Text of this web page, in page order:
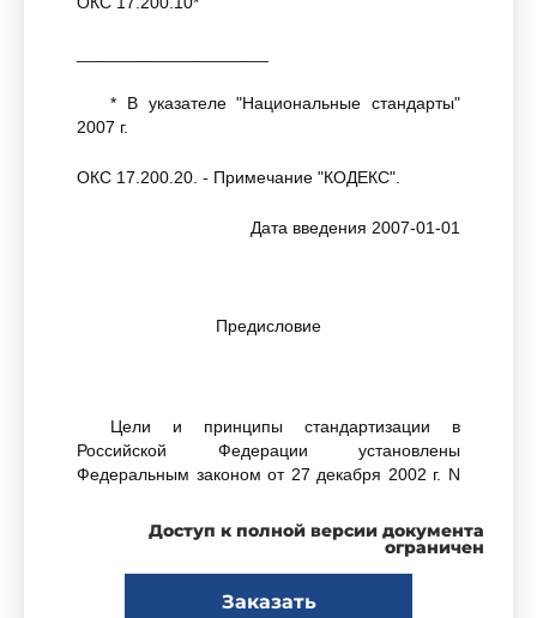
* В указателе "Национальные стандарты"
2007 г.
ОКС 17.200.20. - Примечание "КОДЕКС".
Дата введения 2007-01-01
Предисловие
Цели и принципы стандартизации в
Российской Федерации установлены
Федеральным законом от 27 декабря 2002 г. N
правила применения национальных стандартов
Российской Федерации -
ГОСТ Р 1.0-2004
"Стандартизация в Российской Федерации.
Основные положения"
Доступ к полной версии документа
ограничен
Заказать